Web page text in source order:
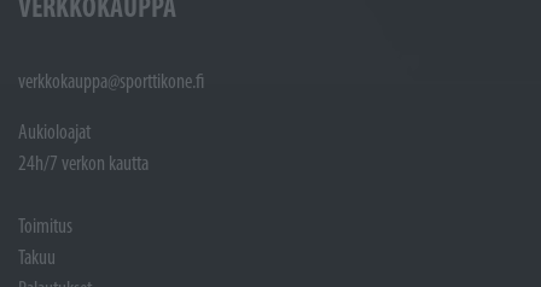
VERKKOKAUPPA
verkkokauppa@sporttikone.fi
Aukioloajat
24h/7 verkon kautta
Toimitus
Takuu